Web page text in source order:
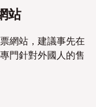
站
網站，建議事先在
門針對外國人的售